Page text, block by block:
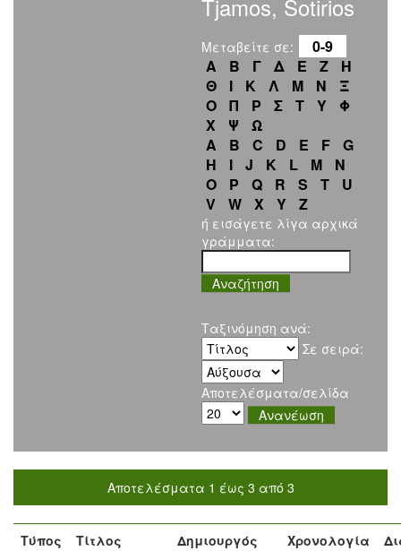
Tjamos, Sotirios
Μεταβείτε σε:
0-9
Α
Β Γ Δ Ε Ζ
Η
Θ
Ι Κ Λ Μ Ν
Ξ
Ο
Π Ρ Σ Τ Υ
Φ
Χ
Ψ
Ω
A
B C D E F
G
H
I J K L M
N
O
P Q R S T
U
V
W X Y Z
ή εισάγετε λίγα αρχικά
γράμματα:
Ταξινόμηση ανά:
Σε σειρά:
Αποτελέσματα/σελίδα
Αποτελέσματα 1 έως 3 από 3
Τύπος Τίτλος Δημιουργός Χρονολογία